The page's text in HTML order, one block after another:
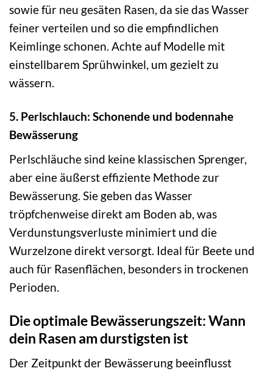
sowie für neu gesäten Rasen, da sie das Wasser
feiner verteilen und so die empfindlichen
Keimlinge schonen. Achte auf Modelle mit
einstellbarem Sprühwinkel, um gezielt zu
wässern.
5. Perlschlauch: Schonende und bodennahe
Bewässerung
Perlschläuche sind keine klassischen Sprenger,
aber eine äußerst effiziente Methode zur
Bewässerung. Sie geben das Wasser
tröpfchenweise direkt am Boden ab, was
Verdunstungsverluste minimiert und die
Wurzelzone direkt versorgt. Ideal für Beete und
auch für Rasenflächen, besonders in trockenen
Perioden.
Die optimale Bewässerungszeit: Wann
dein Rasen am durstigsten ist
Der Zeitpunkt der Bewässerung beeinflusst